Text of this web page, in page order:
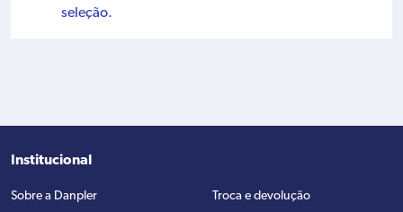
seleção.
Institucional
Sobre a Danpler
Troca e devolução